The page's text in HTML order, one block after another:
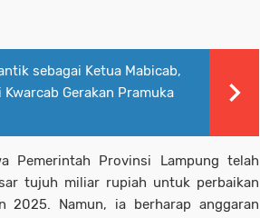
sebagai Ketua Mabicab,
Gerakan Pramuka
Pemerintah Provinsi Lampung telah
tujuh miliar rupiah untuk perbaikan
2025. Namun, ia berharap anggaran